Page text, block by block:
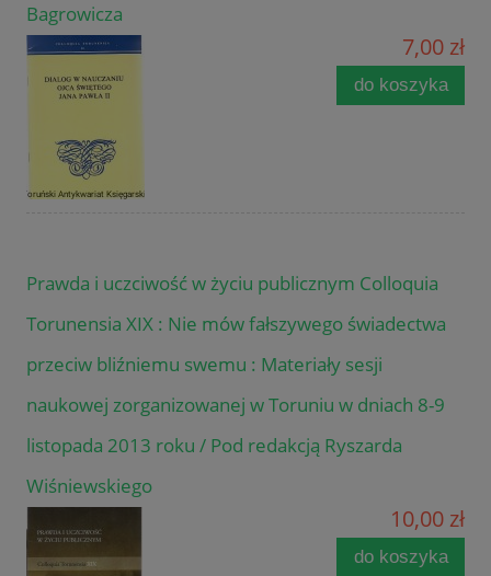
Bagrowicza
7,00 zł
do koszyka
Prawda i uczciwość w życiu publicznym Colloquia
Torunensia XIX : Nie mów fałszywego świadectwa
przeciw bliźniemu swemu : Materiały sesji
naukowej zorganizowanej w Toruniu w dniach 8-9
listopada 2013 roku / Pod redakcją Ryszarda
Wiśniewskiego
10,00 zł
do koszyka